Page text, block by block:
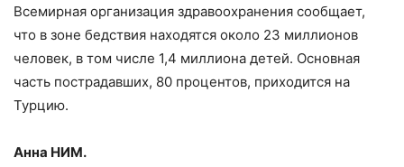
Всемирная организация здравоохранения сообщает,
что в зоне бедствия находятся около 23 миллионов
человек, в том числе 1,4 миллиона детей. Основная
часть пострадавших, 80 процентов, приходится на
Турцию.
Анна НИМ.